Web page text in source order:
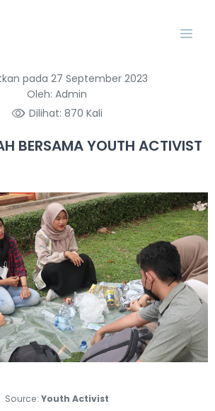
pada 27 September 2023
Oleh: Admin
Dilihat: 870 Kali
BERSAMA YOUTH ACTIVIST
Next
Source: Youth Activist